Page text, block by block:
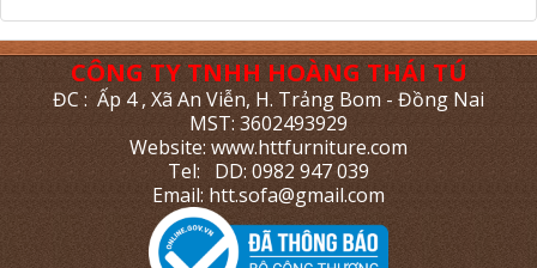
CÔNG TY TNHH HOÀNG THÁI TÚ
ĐC : Ấp 4 , Xã An Viễn, H. Trảng Bom - Đồng Nai
MST: 3602493929
Website: www.httfurniture.com
Tel: DD: 0982 947 039
Email: htt.sofa@gmail.com